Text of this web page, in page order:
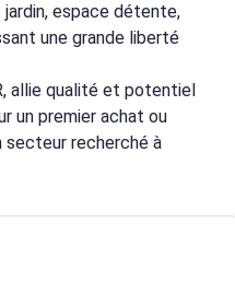
jardin, espace détente,
une grande liberté
allie qualité et potentiel
un premier achat ou
secteur recherché à